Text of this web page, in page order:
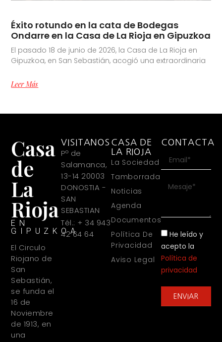
Éxito rotundo en la cata de Bodegas
Ondarre en la Casa de La Rioja en Gipuzkoa
El pasado 18 de junio de 2026, la Casa de La Rioja en
Gipuzkoa, en San Sebastián, acogió una extraordinaria
Leer Más
Casa
de
La
Rioja
EN
GIPUZKOA
El Circulo
Riojano de
San
Sebastián,
se funda el
16 de
Noviembre
de 1913, en
una
VISITANOS
Pº de
Salamanca,
13-14 20003
DONOSTIA -
SAN
SEBASTIAN
Tél.: + 34 943
42 64 64
CASA DE
LA RIOJA
La Sociedad
Tamborrada
Noticias
Agenda
Documentos
Política De
Privacidad
Aviso Legal
CONTACTA
He leído y
acepto la
Política de
privacidad
ENVIAR